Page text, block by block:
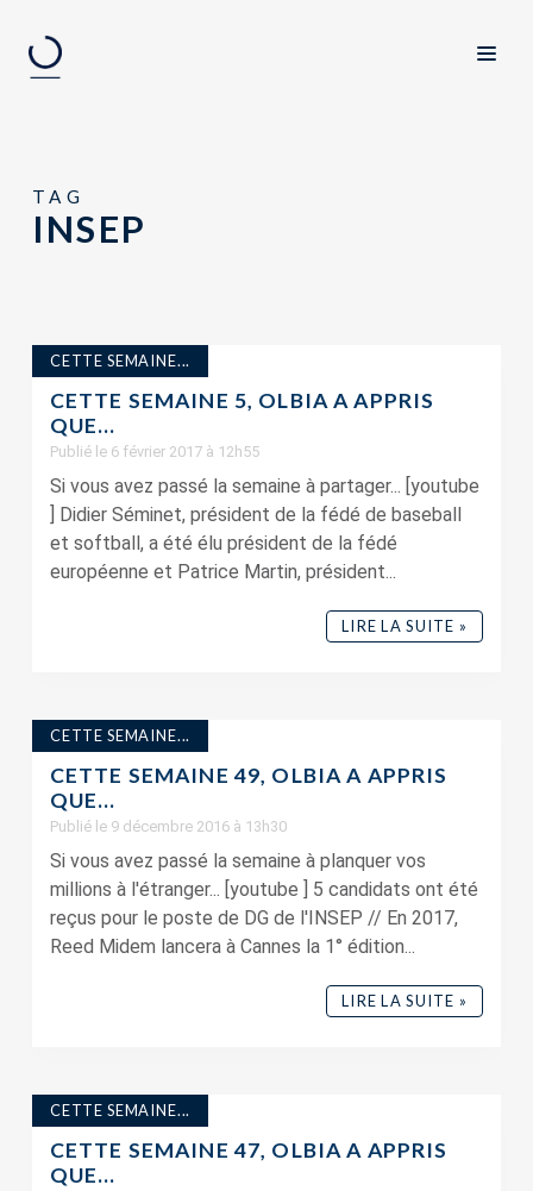
TAG
INSEP
CETTE SEMAINE...
CETTE SEMAINE 5, OLBIA A APPRIS
QUE…
Publié le 6 février 2017 à 12h55
Si vous avez passé la semaine à partager... [youtube
] Didier Séminet, président de la fédé de baseball
et softball, a été élu président de la fédé
européenne et Patrice Martin, président...
LIRE LA SUITE »
CETTE SEMAINE...
CETTE SEMAINE 49, OLBIA A APPRIS
QUE…
Publié le 9 décembre 2016 à 13h30
Si vous avez passé la semaine à planquer vos
millions à l'étranger... [youtube ] 5 candidats ont été
reçus pour le poste de DG de l'INSEP // En 2017,
Reed Midem lancera à Cannes la 1° édition...
LIRE LA SUITE »
CETTE SEMAINE...
CETTE SEMAINE 47, OLBIA A APPRIS
QUE…